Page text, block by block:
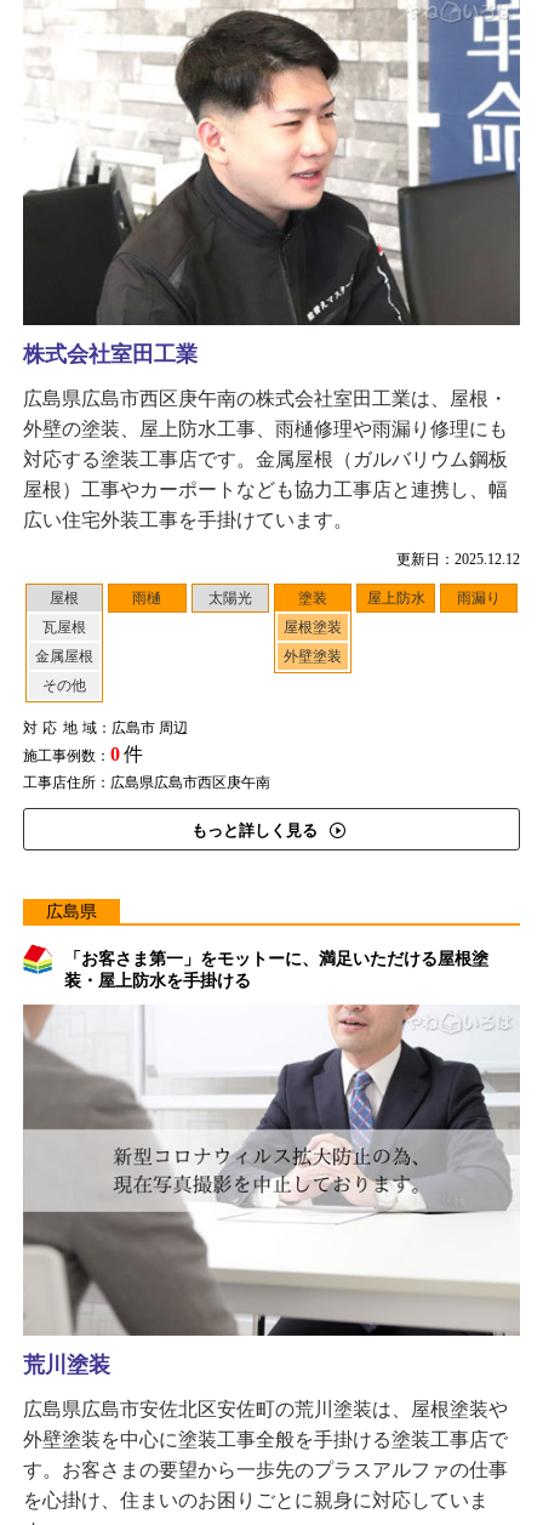
更新日：2025.12.12
屋根
瓦屋根
金属屋根
その他
雨樋 太陽光
塗装
屋根塗装
外壁塗装
屋上防水 雨漏り
対応地域：広島市 周辺
施工事例数： 0件
工事店住所：広島県広島市西区庚午南
もっと詳しく見る
株式会社室田工業
広島県広島市西区庚午南の株式会社室田工業は、屋根・
外壁の塗装、屋上防水工事、雨樋修理や雨漏り修理にも
対応する塗装工事店です。金属屋根（ガルバリウム鋼板
屋根）工事やカーポートなども協力工事店と連携し、幅
広い住宅外装工事を手掛けています。
広島県
「お客さま第一」をモットーに、満足いただける屋根塗
装・屋上防水を手掛ける
荒川塗装
広島県広島市安佐北区安佐町の荒川塗装は、屋根塗装や
外壁塗装を中心に塗装工事全般を手掛ける塗装工事店で
す。お客さまの要望から一歩先のプラスアルファの仕事
を心掛け、住まいのお困りごとに親身に対応していま